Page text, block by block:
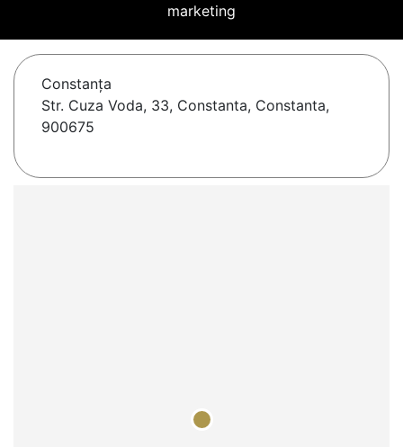
marketing
Constanţa
Str. Cuza Voda, 33, Constanta, Constanta,
900675